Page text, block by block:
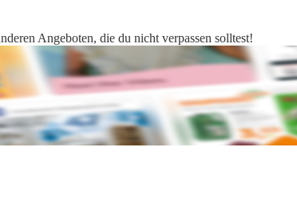
Angeboten, die du nicht verpassen solltest!